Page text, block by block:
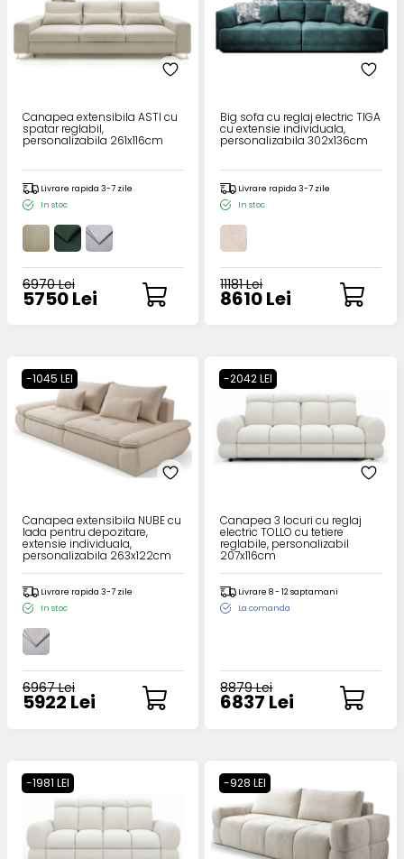
Canapea extensibila ASTI cu
spatar reglabil,
personalizabila 261x116cm
Livrare rapida 3-7 zile
In stoc
6970 Lei
5750 Lei
Big sofa cu reglaj electric TIGA
cu extensie individuala,
personalizabila 302x136cm
Livrare rapida 3-7 zile
In stoc
11181 Lei
8610 Lei
-1045 LEI
Canapea extensibila NUBE cu
lada pentru depozitare,
extensie individuala,
personalizabila 263x122cm
Livrare rapida 3-7 zile
In stoc
6967 Lei
5922 Lei
-2042 LEI
Canapea 3 locuri cu reglaj
electric TOLLO cu tetiere
reglabile, personalizabil
207x116cm
Livrare 8 - 12 saptamani
La comanda
8879 Lei
6837 Lei
-1981 LEI -928 LEI